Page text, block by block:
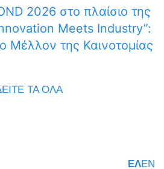
2026 στο πλαίσιο της
Meets Industry”:
Μέλλον της Καινοτομίας
ΤΑ ΟΛΑ
ΕΛEN